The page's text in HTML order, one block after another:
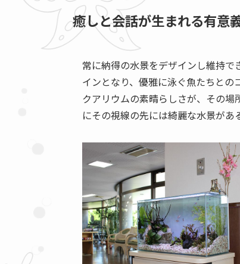
癒しと会話が生まれる有意
常に納得の水景をデザインし維持
インとなり、優雅に泳ぐ魚たちと
クアリウムの素晴らしさが、その
にその視線の先には綺麗な水景があ